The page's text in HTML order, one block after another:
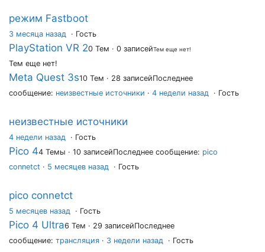
режим Fastboot
3 месяца назад · Гость
PlayStation VR 20 Тем · 0 записейТем еще нет!
Тем еще нет!
Meta Quest 3s10 Тем · 28 записейПоследнее
сообщение: неизвестные источники · 4 недели назад · Гость
неизвестные источники
4 недели назад · Гость
Pico 44 Темы · 10 записейПоследнее сообщение: pico
connetct · 5 месяцев назад · Гость
pico connetct
5 месяцев назад · Гость
Pico 4 Ultra6 Тем · 29 записейПоследнее
сообщение: трансляция · 3 недели назад · Гость